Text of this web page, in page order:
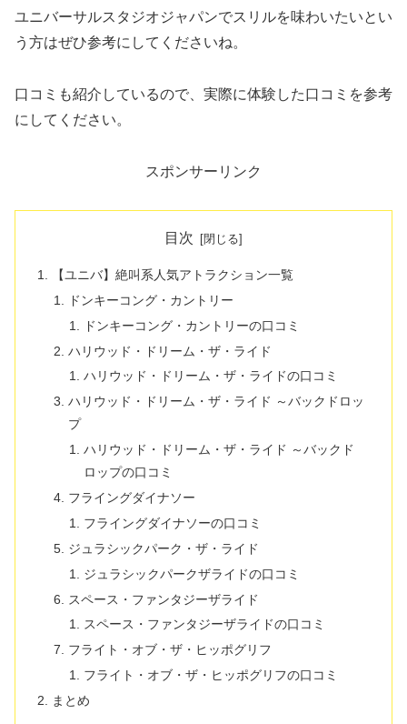
ユニバーサルスタジオジャパンでスリルを味わいたいとい
う方はぜひ参考にしてくださいね。
口コミも紹介しているので、実際に体験した口コミを参考
にしてください。
スポンサーリンク
目次
【ユニバ】絶叫系人気アトラクション一覧
ドンキーコング・カントリー
ドンキーコング・カントリーの口コミ
ハリウッド・ドリーム・ザ・ライド
ハリウッド・ドリーム・ザ・ライドの口コミ
ハリウッド・ドリーム・ザ・ライド ～バックドロッ
プ
ハリウッド・ドリーム・ザ・ライド ～バックド
ロップの口コミ
フライングダイナソー
フライングダイナソーの口コミ
ジュラシックパーク・ザ・ライド
ジュラシックパークザライドの口コミ
スペース・ファンタジーザライド
スペース・ファンタジーザライドの口コミ
フライト・オブ・ザ・ヒッポグリフ
フライト・オブ・ザ・ヒッポグリフの口コミ
まとめ